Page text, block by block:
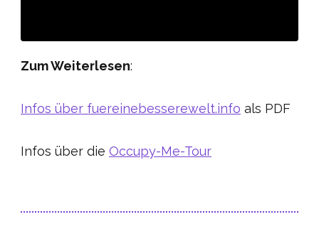
Zum Weiterlesen:
Infos über fuereinebesserewelt.info als PDF
Infos über die Occupy-Me-Tour